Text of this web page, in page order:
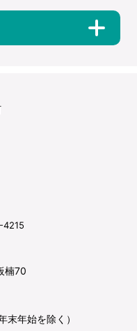
楠70
末年始を除く）